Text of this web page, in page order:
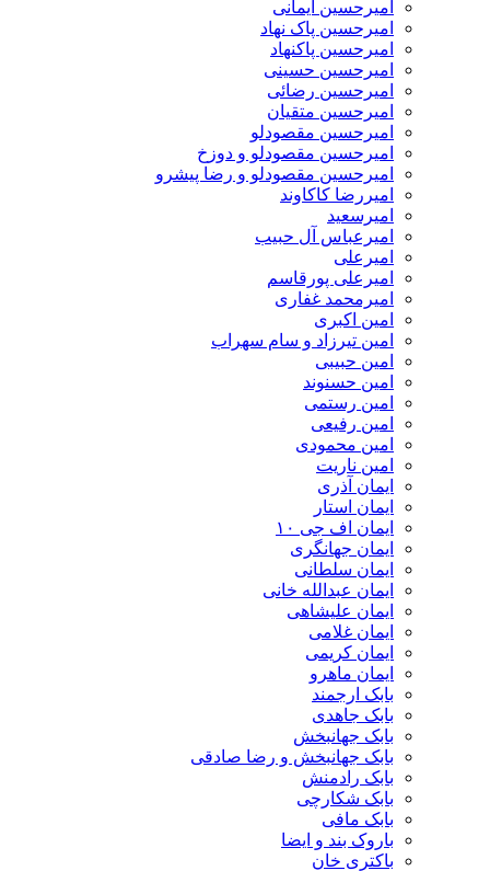
امیرحسین ایمانی
امیرحسین پاک نهاد
امیرحسین پاکنهاد
امیرحسین حسینی
امیرحسین رضائی
امیرحسین متقیان
امیرحسین مقصودلو
امیرحسین مقصودلو و دوزخ
امیرحسین مقصودلو و رضا پیشرو
امیررضا کاکاوند
امیرسعید
امیرعباس آل حبیب
امیرعلی
امیرعلی پورقاسم
امیرمحمد غفاری
امین اکبری
امین تیرزاد و سام سهراب
امین حبیبی
امین حسنوند
امین رستمی
امین رفیعی
امین محمودی
امین ناریت
ایمان آذری
ایمان استار
ایمان اف جی ۱۰
ایمان جهانگری
ایمان سلطانی
ایمان عبدالله خانی
ایمان علیشاهی
ایمان غلامی
ایمان کریمی
ایمان ماهرو
بابک ارجمند
بابک جاهدی
بابک جهانبخش
بابک جهانبخش و رضا صادقی
بابک رادمنش
بابک شکارچی
بابک مافی
باروک بند و ایضا
باکتری خان